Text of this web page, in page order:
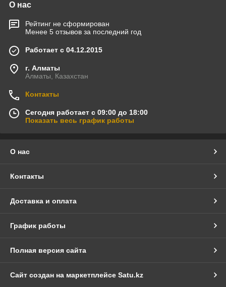
О нас
Рейтинг не сформирован
Менее 5 отзывов за последний год
Работает с 04.12.2015
г. Алматы
Алматы, Казахстан
Контакты
Сегодня работает с 09:00 до 18:00
Показать весь график работы
О нас
Контакты
Доставка и оплата
График работы
Полная версия сайта
Сайт создан на маркетплейсе Satu.kz